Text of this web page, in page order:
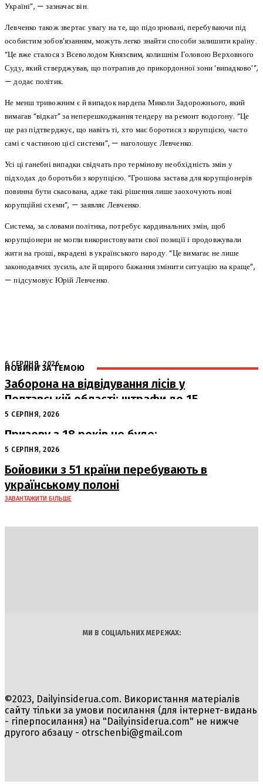
Україні”, — зазначає він.
Левченко також звертає увагу на те, що підозрювані, перебуваючи під
особистим зобов’язанням, можуть легко знайти способи залишити країну.
“Це вже сталося з Всеволодом Князєвим, колишнім Головою Верховного
Суду, який стверджував, що потрапив до прикордонної зони ‘випадково’”,
— додає політик.
Не менш тривожним є й випадок нардепа Миколи Задорожнього, який
вимагав “відкат” за неперешкоджання тендеру на ремонт водогону. “Це
ще раз підтверджує, що навіть ті, хто має боротися з корупцією, часто
самі є частиною цієї системи”, — наголошує Левченко.
Усі ці ганебні випадки свідчать про термінову необхідність змін у
підходах до боротьби з корупцією. “Грошова застава для корупціонерів
повинна бути скасована, адже такі рішення лише заохочують нові
корупційні схеми”, — заявляє Левченко.
Система, за словами політика, потребує кардинальних змін, щоб
корупціонери не могли використовувати свої позиції і продовжували
жити на гроші, вкрадені в українського народу. “Це вимагає не лише
законодавчих зусиль, але й щирого бажання змінити ситуацію на краще”,
— підсумовує Юрій Левченко.
НОВИНИ ЗА ТЕМОЮ
6 СЕРПНЯ, 2026
Заборона на відвідування лісів у
Полтавській області: штрафи до 15
тисяч гривень
5 СЕРПНЯ, 2026
Призову з 18 років не буде:
офіційна позиція Офісу Президента
5 СЕРПНЯ, 2026
Бойовики з 51 країни перебувають в
українському полоні
ЗАВАНТАЖИТИ БІЛЬШЕ
МИ В СОЦІАЛЬНИХ МЕРЕЖАХ:
©2023, Dailyinsiderua.com. Використання матеріалів
сайту тільки за умови посилання (для інтернет-видань
- гіперпосилання) на "Dailyinsiderua.com" не нижче
другого абзацу - otrschenbi@gmail.com